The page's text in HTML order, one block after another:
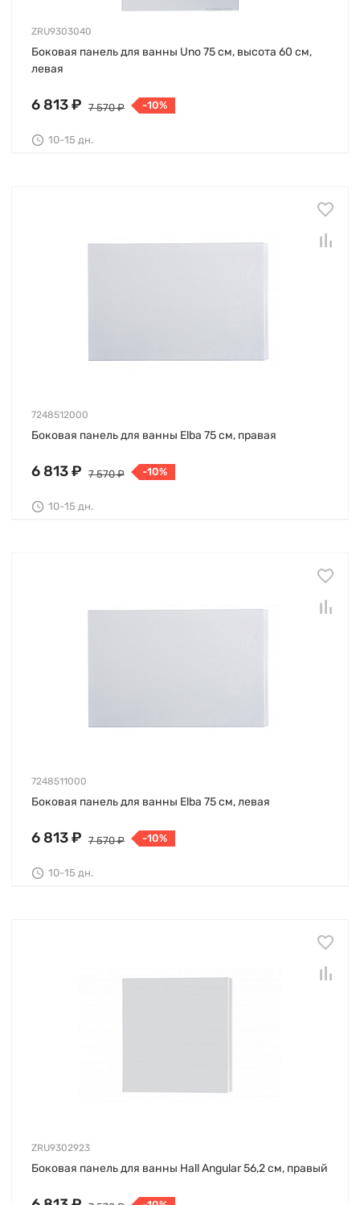
ZRU9303040
Боковая панель для ванны Uno 75 см, высота 60 см,
левая
6 813 ₽ 7 570 ₽ -10%
10-15 дн.
7248512000
Боковая панель для ванны Elba 75 см, правая
6 813 ₽ 7 570 ₽ -10%
10-15 дн.
7248511000
Боковая панель для ванны Elba 75 см, левая
6 813 ₽ 7 570 ₽ -10%
10-15 дн.
ZRU9302923
Боковая панель для ванны Hall Angular 56,2 см, правый